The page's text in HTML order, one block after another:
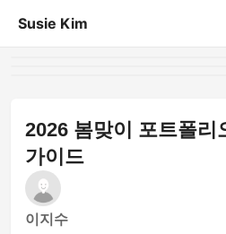
Susie Kim
2026 봄맞이 포트폴리
가이드
이지수